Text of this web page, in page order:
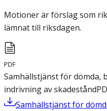
Motioner är förslag som
lämnat till riksdagen.
PDF
Samhällstjänst för dömda,
indrivning av skadestånd
Samhällstjänst för